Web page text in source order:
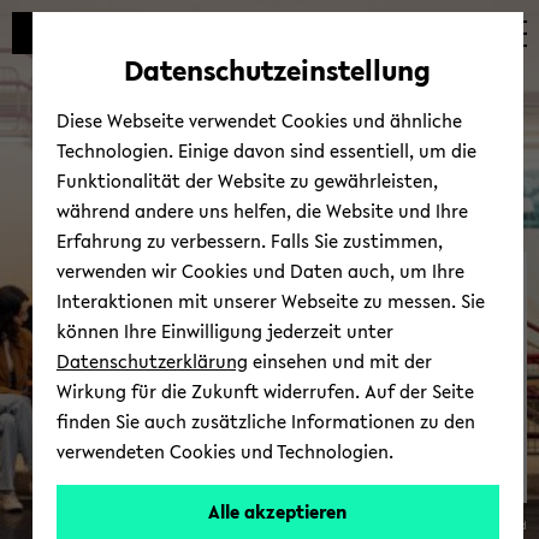
Automatische
vermeiden
zum
wechseln
zum
wechseln
zum
wechseln
Be­wer­bung
Stu­
© Uni­ver­si­tät Bie­le­feld
Datenschutzeinstellung
Diese Webseite verwendet Cookies und ähnliche
Technologien. Einige davon sind essentiell, um die
Funktionalität der Website zu gewährleisten,
während andere uns helfen, die Website und Ihre
Erfahrung zu verbessern. Falls Sie zustimmen,
verwenden wir Cookies und Daten auch, um Ihre
Interaktionen mit unserer Webseite zu messen. Sie
können Ihre Einwilligung jederzeit unter
Datenschutzerklärung einsehen und mit der
Wirkung für die Zukunft widerrufen. Auf der Seite
finden Sie auch zusätzliche Informationen zu den
verwendeten Cookies und Technologien.
Alle akzeptieren